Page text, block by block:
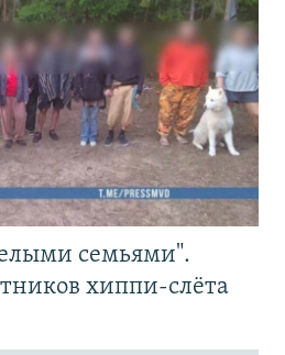
семьями".
хиппи-слёта